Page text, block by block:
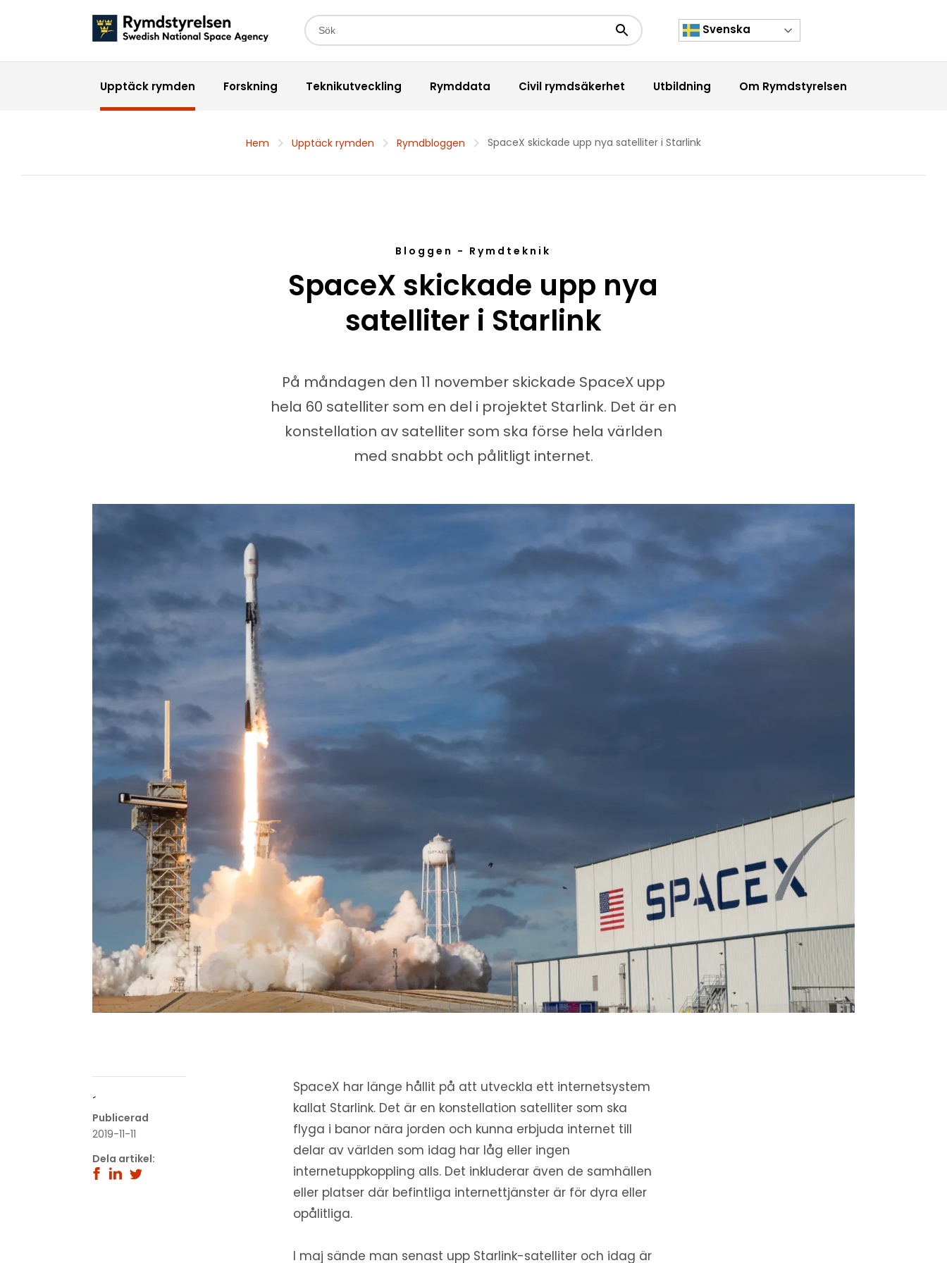
Sökfält
Sökknapp Svenska
Upptäck rymden Forskning Teknikutveckling Rymddata Civil rymdsäkerhet Utbildning Om Rymdstyrelsen
Hem Upptäck rymden Rymdbloggen SpaceX skickade upp nya satelliter i Starlink
Bloggen - Rymdteknik
SpaceX skickade upp nya
satelliter i Starlink
På måndagen den 11 november skickade SpaceX upp
hela 60 satelliter som en del i projektet Starlink. Det är en
konstellation av satelliter som ska förse hela världen
med snabbt och pålitligt internet.
´
Publicerad
2019-11-11
Dela artikel:
SpaceX har länge hållit på att utveckla ett internetsystem
kallat Starlink. Det är en konstellation satelliter som ska
flyga i banor nära jorden och kunna erbjuda internet till
delar av världen som idag har låg eller ingen
internetuppkoppling alls. Det inkluderar även de samhällen
eller platser där befintliga internettjänster är för dyra eller
opålitliga.
I maj sände man senast upp Starlink-satelliter och idag är